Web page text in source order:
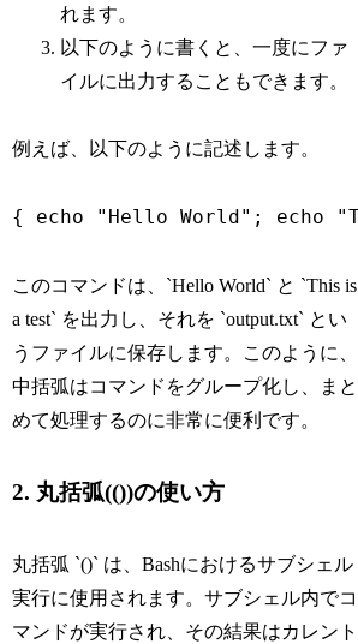
れます。
以下のように書くと、一度にファ
イルに出力することもできます。
例えば、以下のように記述します。
このコマンドは、`Hello World` と `This is
a test` を出力し、それを `output.txt` とい
うファイルに保存します。このように、
中括弧はコマンドをグループ化し、まと
めて処理するのに非常に便利です。
2. 丸括弧(())の使い方
丸括弧 `()` は、Bashにおけるサブシェル
実行に使用されます。サブシェル内でコ
マンドが実行され、その結果はカレント